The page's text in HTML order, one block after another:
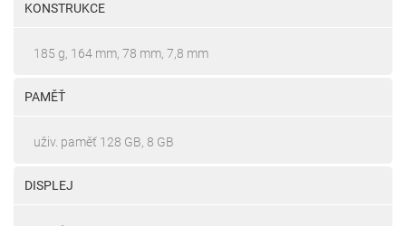
KONSTRUKCE
185 g, 164 mm, 78 mm, 7,8 mm
PAMĚŤ
uživ. paměť 128 GB, 8 GB
DISPLEJ